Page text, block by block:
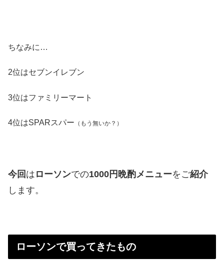
ちなみに…
2位はセブンイレブン
3位はファミリーマート
4位はSPARスパー （もう無いか？）
今回 は ローソンでの1000円晩酌メニューをご紹介
します。
ローソンで買ってきたもの